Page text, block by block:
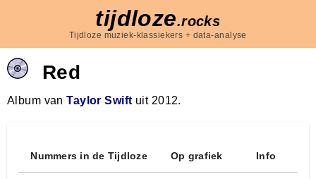
tijdloze.rocks
Tijdloze muziek-klassiekers + data-analyse
Red
Album vanTaylor Swift uit 2012.
Nummers in de Tijdloze Op grafiek Info